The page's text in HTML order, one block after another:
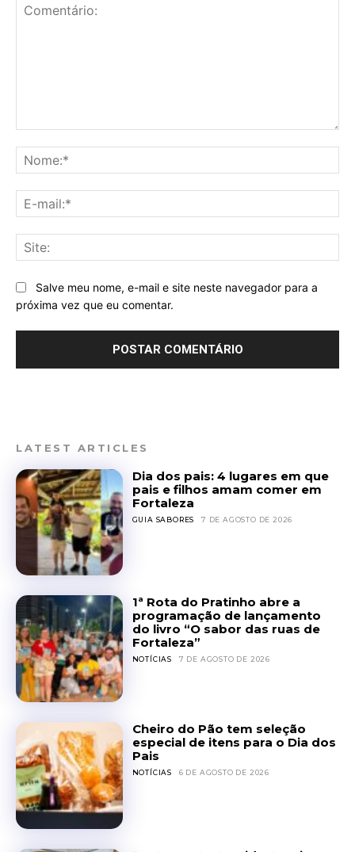
Salve meu nome, e-mail e site neste navegador para a
próxima vez que eu comentar.
LATEST ARTICLES
Dia dos pais: 4 lugares em que
pais e filhos amam comer em
Fortaleza
GUIA SABORES 7 DE AGOSTO DE 2026
1ª Rota do Pratinho abre a
programação de lançamento
do livro “O sabor das ruas de
Fortaleza”
NOTÍCIAS 7 DE AGOSTO DE 2026
Cheiro do Pão tem seleção
especial de itens para o Dia dos
Pais
NOTÍCIAS 6 DE AGOSTO DE 2026